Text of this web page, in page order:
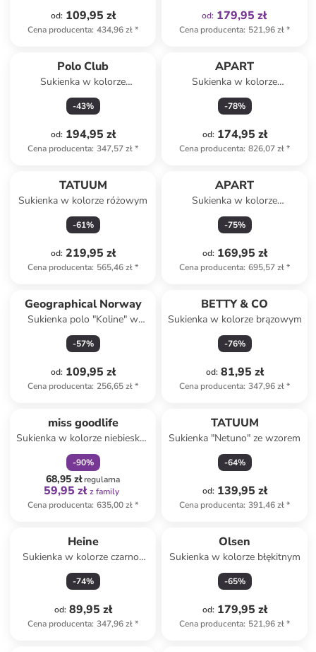
od: 109,95 zł
Cena producenta: 434,96 zł*
od: 179,95 zł
Cena producenta: 521,96 zł*
Polo Club
Sukienka w kolorze
granatowym
-43%
od: 194,95 zł
Cena producenta: 347,57 zł*
APART
Sukienka w kolorze
kremowym
-78%
od: 174,95 zł
Cena producenta: 826,07 zł*
TATUUM
Sukienka w kolorze różowym
-61%
od: 219,95 zł
Cena producenta: 565,46 zł*
APART
Sukienka w kolorze
jasnoszarym
-75%
od: 169,95 zł
Cena producenta: 695,57 zł*
Geographical Norway
Sukienka polo "Koline" w
kolorze granatowym
-57%
od: 109,95 zł
Cena producenta: 256,65 zł*
BETTY & CO
Sukienka w kolorze brązowym
-76%
od: 81,95 zł
Cena producenta: 347,96 zł*
miss goodlife
Sukienka w kolorze niebiesko-
zielonym
-90%
68,95 złregularna
59,95 zł z family
Cena producenta: 635,00 zł*
TATUUM
Sukienka "Netuno" ze wzorem
-64%
od: 139,95 zł
Cena producenta: 391,46 zł*
Heine
Sukienka w kolorze czarno-
białym
-74%
od: 89,95 zł
Cena producenta: 347,96 zł*
Olsen
Sukienka w kolorze błękitnym
-65%
od: 179,95 zł
Cena producenta: 521,96 zł*